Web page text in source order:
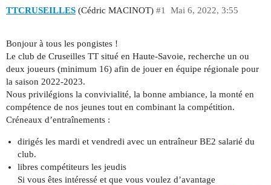
TTCRUSEILLES (Cédric MACINOT) Mai 6, 2022, 3:55
#1
Bonjour à tous les pongistes !
Le club de Cruseilles TT situé en Haute-Savoie, recherche un ou
deux joueurs (minimum 16) afin de jouer en équipe régionale pour
la saison 2022-2023.
Nous privilégions la convivialité, la bonne ambiance, la monté en
compétence de nos jeunes tout en combinant la compétition.
Créneaux d’entraînements :
dirigés les mardi et vendredi avec un entraîneur BE2 salarié du
club.
libres compétiteurs les jeudis
Si vous êtes intéressé et que vous voulez d’avantage